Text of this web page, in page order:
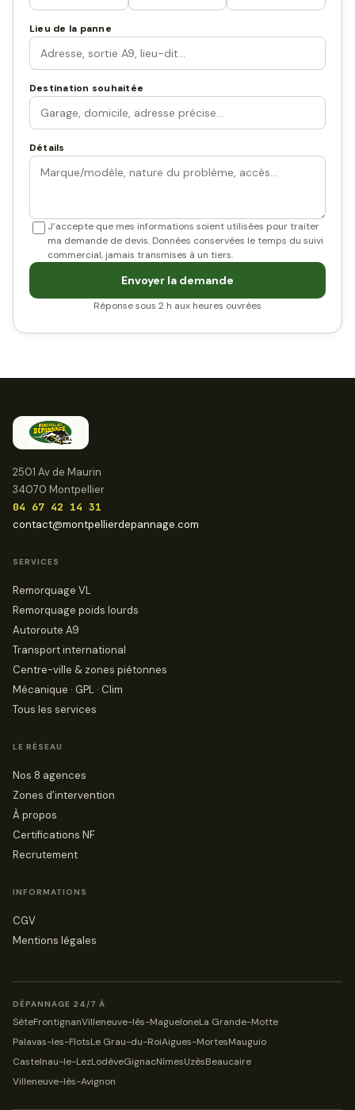
Lieu de la panne
Destination souhaitée
Détails
J’accepte que mes informations soient utilisées pour traiter
ma demande de devis. Données conservées le temps du suivi
commercial, jamais transmises à un tiers.
Envoyer la demande
Réponse sous 2 h aux heures ouvrées
2501 Av de Maurin
34070 Montpellier
04 67 42 14 31
contact@montpellierdepannage.com
SERVICES
Remorquage VL
Remorquage poids lourds
Autoroute A9
Transport international
Centre-ville & zones piétonnes
Mécanique · GPL · Clim
Tous les services
LE RÉSEAU
Nos 8 agences
Zones d’intervention
À propos
Certifications NF
Recrutement
INFORMATIONS
CGV
Mentions légales
DÉPANNAGE 24/7 À
SèteFrontignanVilleneuve-lès-MagueloneLa Grande-Motte
Palavas-les-FlotsLe Grau-du-RoiAigues-MortesMauguio
Castelnau-le-LezLodèveGignacNîmesUzèsBeaucaire
Villeneuve-lès-Avignon